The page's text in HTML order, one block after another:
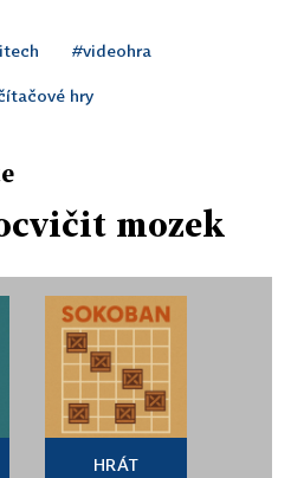
#videohra
hry
mozek
HRÁT